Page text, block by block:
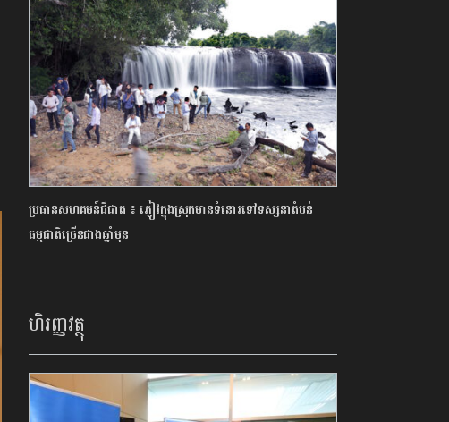
ប្រធានសហគមន៍ជីផាត ៖ ភ្ញៀវក្នុងស្រុកមានទំនោរទៅទស្សនាតំបន់
ធម្មជាតិច្រើនជាងឆ្នាំមុន
ហិរញ្ញវត្ថុ